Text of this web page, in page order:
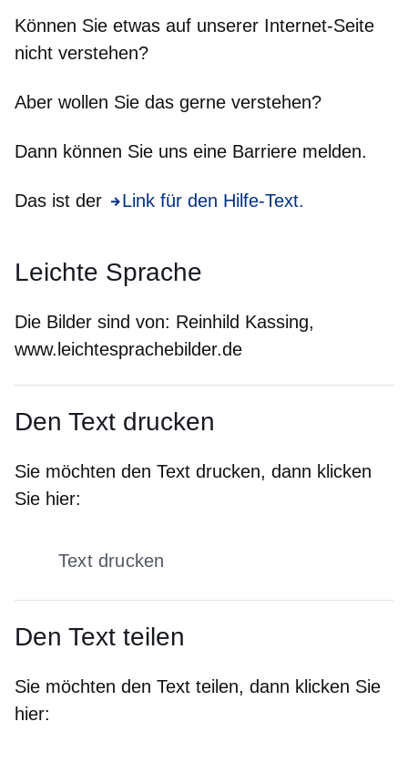
Können Sie etwas auf unserer Internet-Seite
nicht verstehen?
Aber wollen Sie das gerne verstehen?
Dann können Sie uns eine Barriere melden.
Das ist der Link für den Hilfe-Text.
Leichte Sprache
Die Bilder sind von: Reinhild Kassing,
www.leichtesprachebilder.de
Den Text drucken
Sie möchten den Text drucken, dann klicken
Sie hier:
Text drucken
Den Text teilen
Sie möchten den Text teilen, dann klicken Sie
hier: